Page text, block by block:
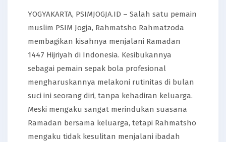
YOGYAKARTA, PSIMJOGJA.ID – Salah satu pemain
muslim PSIM Jogja, Rahmatsho Rahmatzoda
membagikan kisahnya menjalani Ramadan
1447 Hijriyah di Indonesia. Kesibukannya
sebagai pemain sepak bola profesional
mengharuskannya melakoni rutinitas di bulan
suci ini seorang diri, tanpa kehadiran keluarga.
Meski mengaku sangat merindukan suasana
Ramadan bersama keluarga, tetapi Rahmatsho
mengaku tidak kesulitan menjalani ibadah